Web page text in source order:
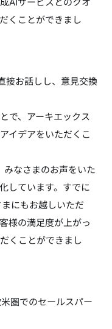
くことができまし
接お話しし、意見交換
で、アーキエックス
イデアをいただくこ
みなさまのお声をいた
しています。すでに
にもお越しいただ
様の満足度が上がっ
くことができまし
圏でのセールスパー